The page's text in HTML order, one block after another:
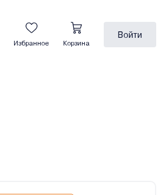
Избранное Корзина
Войти